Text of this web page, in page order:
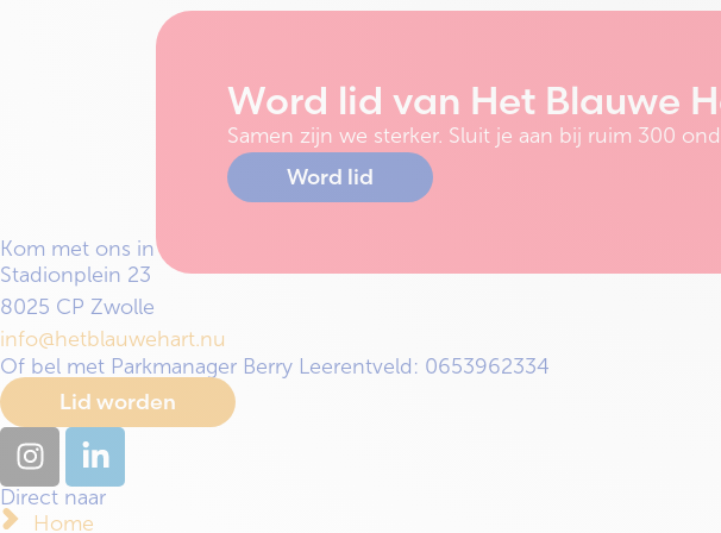
Word lid van Het Blauwe
Samen zijn we sterker. Sluit je aan bij ruim 300
Word lid
Kom met ons in contact
Stadionplein 23
8025 CP Zwolle
info@hetblauwehart.nu
Of bel met Parkmanager Berry Leerentveld: 0653962334
Lid worden
Direct naar
Home